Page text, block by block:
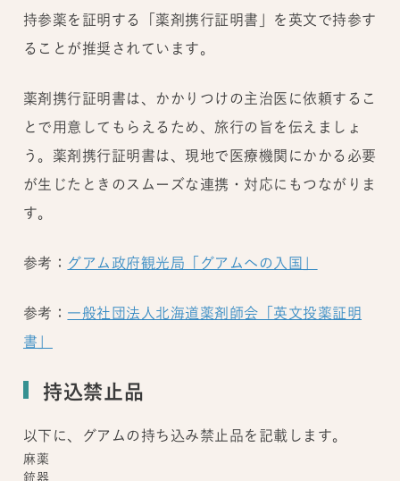
持参薬を証明する「薬剤携行証明書」を英文で持参す
ることが推奨されています。
薬剤携行証明書は、かかりつけの主治医に依頼するこ
とで用意してもらえるため、旅行の旨を伝えましょ
う。薬剤携行証明書は、現地で医療機関にかかる必要
が生じたときのスムーズな連携・対応にもつながりま
す。
参考： グアム政府観光局「グアムへの入国」
参考： 一般社団法人北海道薬剤師会「英文投薬証明
書」
持込禁止品
以下に、グアムの持ち込み禁止品を記載します。
麻薬
銃器